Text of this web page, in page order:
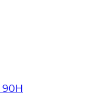
90H